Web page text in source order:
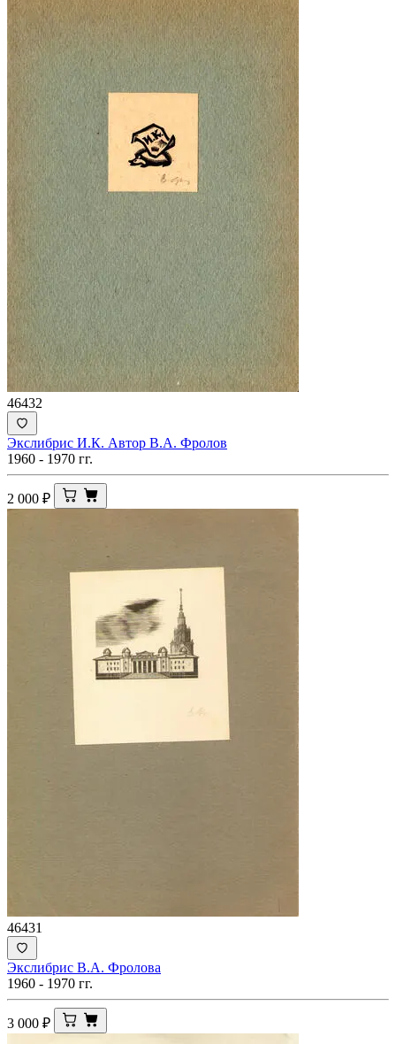
46432
Экслибрис И.К. Автор В.А. Фролов
1960 - 1970 гг.
2 000 ₽
46431
Экслибрис В.А. Фролова
1960 - 1970 гг.
3 000 ₽